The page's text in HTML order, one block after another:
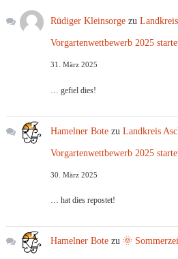
Rüdiger Kleinsorge zu
Vorgartenwettbewerb 2025
31. März 2025
… gefiel dies!
Hamelner Bote zuLandkreis
Vorgartenwettbewerb 2025
30. März 2025
… hat dies repostet!
Hamelner Bote zu🌞